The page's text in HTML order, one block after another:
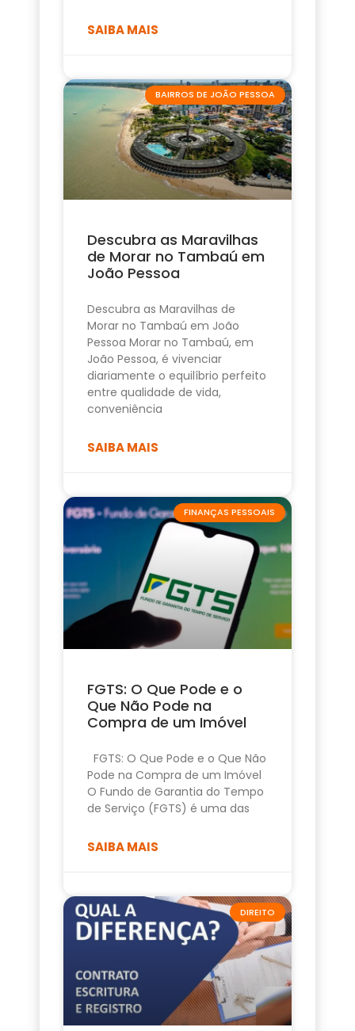
SAIBA MAIS
BAIRROS DE JOÃO PESSOA
Descubra as Maravilhas
de Morar no Tambaú em
João Pessoa
Descubra as Maravilhas de
Morar no Tambaú em João
Pessoa Morar no Tambaú, em
João Pessoa, é vivenciar
diariamente o equilíbrio perfeito
entre qualidade de vida,
conveniência
SAIBA MAIS
FINANÇAS PESSOAIS
FGTS: O Que Pode e o
Que Não Pode na
Compra de um Imóvel
FGTS: O Que Pode e o Que Não
Pode na Compra de um Imóvel
O Fundo de Garantia do Tempo
de Serviço (FGTS) é uma das
SAIBA MAIS
DIREITO